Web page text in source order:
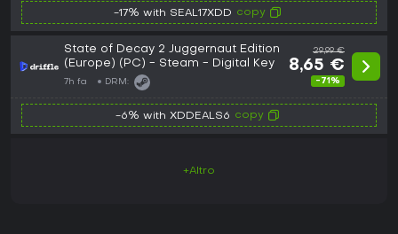
-17% with SEAL17XDD copy
State of Decay 2 Juggernaut Edition
(Europe) (PC) - Steam - Digital Key
7h fa DRM:
29,99 €
8,65 €
-71%
-6% with XDDEALS6 copy
+Altro